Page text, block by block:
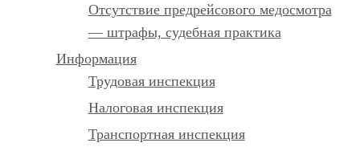
Отсутствие предрейсового медосмотра
— штрафы, судебная практика
Информация
Трудовая инспекция
Налоговая инспекция
Транспортная инспекция